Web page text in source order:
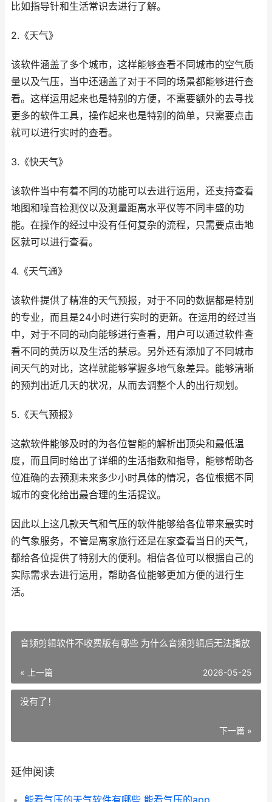
比如指导针和生活常识去进行了解。
2.《天气》
该软件涵盖了多个城市，这样能够查看不同城市的空气质
量以及气压，当中还涵盖了对于不同的场景都能够进行查
看。这样运用起来也是特别的方便，不需要额外的去寻找
更多的软件工具，操作起来也是特别的简单，只需要点击
就可以进行实时的查看。
3.《快天气》
该软件当中有着不同的功能可以去进行运用，还支持查看
地图和噪音检测仪以及测量距离水平仪等不同丰盛的功
能。在操作的经过中没有任何复杂的流程，只需要点击地
区就可以进行查看。
4.《天气通》
该软件提供了精准的天气预报，对于不同的数据都是特别
的专业，而且是24小时进行实时的更新。在运用的经过当
中，对于不同的动向能够进行查看，用户可以通过软件查
看不同的黄历以及生活的禁忌。另外还有添加了不同城市
间天气的对比，这样就能够掌握多地气象差异。能够清晰
的预判出近几天的状况，从而去调整个人的出行规划。
5.《天气预报》
这款软件能够及时的为各位智能的解析出顶尖和最低温
度，而且同时给出了详细的生活指数和指导，能够帮助各
位准确的去预测未来多少小时具体的情况，各位根据不同
城市的变化给出最合理的生活提议。
因此以上这几款天气和气压的软件能够给各位带来最实时
的气象服务，不管是离家旅行还是在家查看当日的天气，
都给各位提供了特别大的便利。相信各位可以根据自己的
实际需求去进行运用，帮助各位能够更加方便的进行生
活。
音频剪辑软件不收费版有哪些 为什么音频剪辑后无法播放
« 上一篇 2026-05-25
没有了！
下一篇 »
延伸阅读
能看气压的天气软件有哪些 能看气压的app